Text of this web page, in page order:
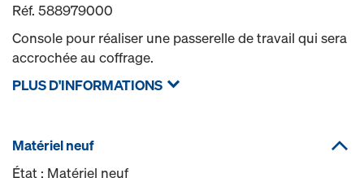
Réf. 588979000
Console pour réaliser une passerelle de travail qui sera
accrochée au coffrage.
PLUS D'INFORMATIONS
Matériel neuf
État : Matériel neuf